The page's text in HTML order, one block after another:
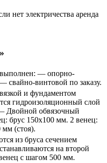
нет электричества аренда
— опорно-
свайно-винтовой по заказу.
и фундаментом
гидроизоляционный слой
Двойной обвязочный
брус 150х100 мм. 2 венец:
мм (стоя).
из бруса сечением
на второй
с шагом 500 мм.